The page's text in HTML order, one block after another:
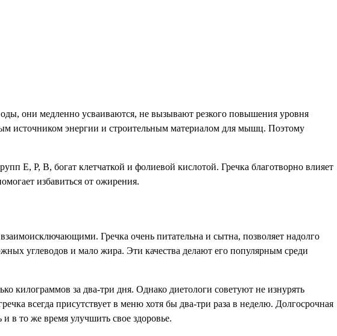
они медленно усваиваются, не вызывают резкого повышения уровня
источником энергии и строительным материалом для мышц. Поэтому
E, P, B, богат клетчаткой и фолиевой кислотой. Гречка благотворно влияет
избавиться от ожирения.
Гречка очень питательна и сытна, позволяет надолго
углеводов и мало жира. Эти качества делают его популярным среди
килограммов за два-три дня. Однако диетологи советуют не изнурять
всегда присутствует в меню хотя бы два-три раза в неделю. Долгосрочная
в то же время улучшить свое здоровье.